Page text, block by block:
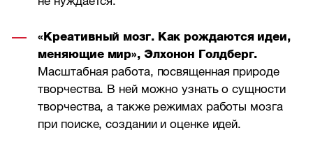
«Креативный мозг. Как рождаются идеи,
меняющие мир», Элхонон Голдберг.
Масштабная работа, посвященная природе
творчества. В ней можно узнать о сущности
творчества, а также режимах работы мозга
при поиске, создании и оценке идей.